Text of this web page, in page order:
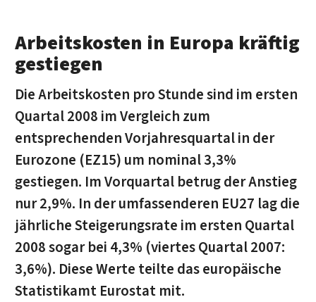
Arbeitskosten in Europa kräftig
gestiegen
Die Arbeitskosten pro Stunde sind im ersten
Quartal 2008 im Vergleich zum
entsprechenden Vorjahresquartal in der
Eurozone (EZ15) um nominal 3,3%
gestiegen. Im Vorquartal betrug der Anstieg
nur 2,9%. In der umfassenderen EU27 lag die
jährliche Steigerungsrate im ersten Quartal
2008 sogar bei 4,3% (viertes Quartal 2007:
3,6%). Diese Werte teilte das europäische
Statistikamt Eurostat mit.